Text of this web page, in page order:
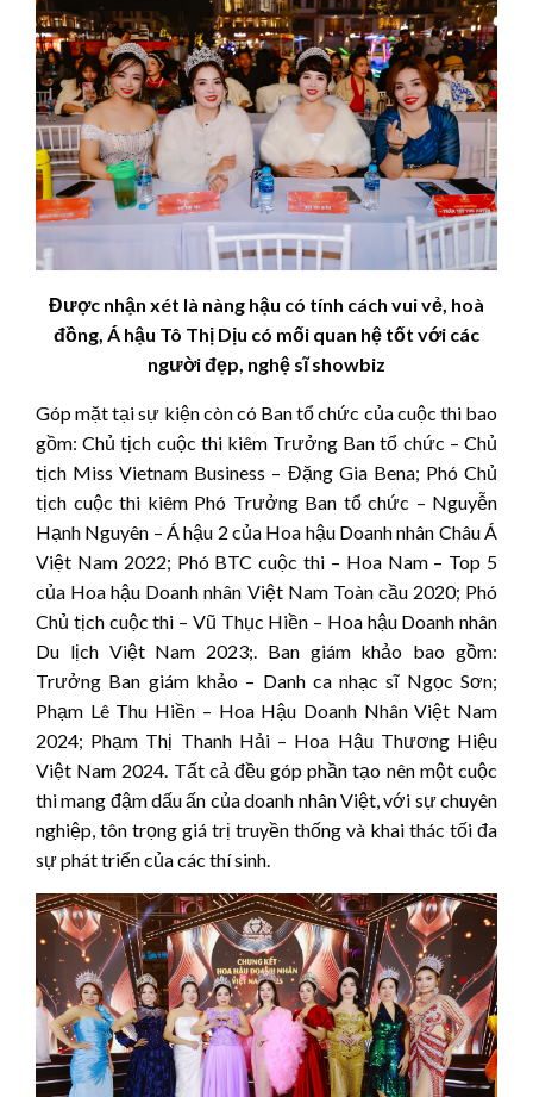
Được nhận xét là nàng hậu có tính cách vui vẻ, hoà
đồng, Á hậu Tô Thị Dịu có mối quan hệ tốt với các
người đẹp, nghệ sĩ showbiz
Góp mặt tại sự kiện còn có Ban tổ chức của cuộc thi bao
gồm: Chủ tịch cuộc thi kiêm Trưởng Ban tổ chức – Chủ
tịch Miss Vietnam Business – Đặng Gia Bena; Phó Chủ
tịch cuộc thi kiêm Phó Trưởng Ban tổ chức – Nguyễn
Hạnh Nguyên – Á hậu 2 của Hoa hậu Doanh nhân Châu Á
Việt Nam 2022; Phó BTC cuộc thi – Hoa Nam – Top 5
của Hoa hậu Doanh nhân Việt Nam Toàn cầu 2020; Phó
Chủ tịch cuộc thi – Vũ Thục Hiền – Hoa hậu Doanh nhân
Du lịch Việt Nam 2023;. Ban giám khảo bao gồm:
Trưởng Ban giám khảo – Danh ca nhạc sĩ Ngọc Sơn;
Phạm Lê Thu Hiền – Hoa Hậu Doanh Nhân Việt Nam
2024; Phạm Thị Thanh Hải – Hoa Hậu Thương Hiệu
Việt Nam 2024. Tất cả đều góp phần tạo nên một cuộc
thi mang đậm dấu ấn của doanh nhân Việt, với sự chuyên
nghiệp, tôn trọng giá trị truyền thống và khai thác tối đa
sự phát triển của các thí sinh.